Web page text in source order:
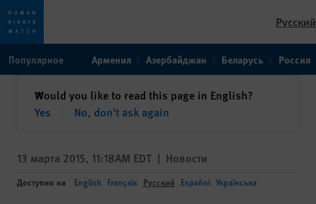
toto
content
Русский
Популярное Армения Азербайджан Беларусь Россия
Would you like to read this page in English?
Yes
No, don't ask again
✕закрыть
13 марта 2015, 11:18AM EDT | Новости
Доступно на English Français Русский Español Українська